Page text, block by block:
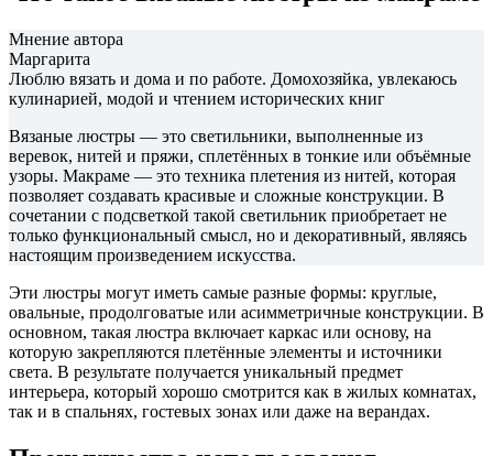
Мнение автора
Маргарита
Люблю вязать и дома и по работе. Домохозяйка, увлекаюсь
кулинарией, модой и чтением исторических книг
Вязаные люстры — это светильники, выполненные из
веревок, нитей и пряжи, сплетённых в тонкие или объёмные
узоры. Макраме — это техника плетения из нитей, которая
позволяет создавать красивые и сложные конструкции. В
сочетании с подсветкой такой светильник приобретает не
только функциональный смысл, но и декоративный, являясь
настоящим произведением искусства.
Эти люстры могут иметь самые разные формы: круглые,
овальные, продолговатые или асимметричные конструкции. В
основном, такая люстра включает каркас или основу, на
которую закрепляются плетённые элементы и источники
света. В результате получается уникальный предмет
интерьера, который хорошо смотрится как в жилых комнатах,
так и в спальнях, гостевых зонах или даже на верандах.